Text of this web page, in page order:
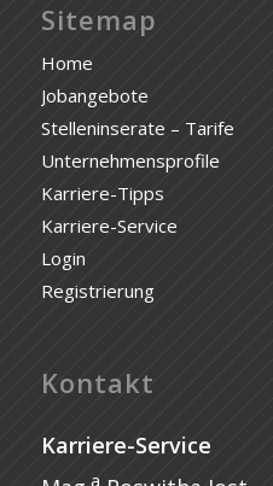
Sitemap
Home
Jobangebote
Stelleninserate – Tarife
Unternehmensprofile
Karriere-Tipps
Karriere-Service
Login
Registrierung
Kontakt
Karriere-Service
a